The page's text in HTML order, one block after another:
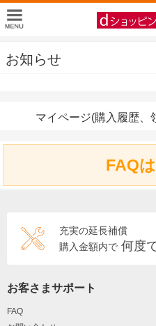
お知らせ
マイページ(購入履歴、
FAQ
充実の延長補償
購入金額内で 何度
お客さまサポート
FAQ